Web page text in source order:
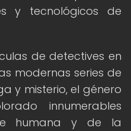
y tecnológicos de
de detectives en
modernas series de
y misterio, el género
innumerables
humana y de la